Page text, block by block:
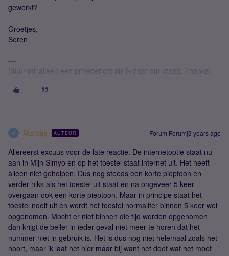
gewerkt?
Groetjes,
Seren
Stuur mij alleen een privébericht als ik daar om vraag. Thanks!
M Mar3tje AUTEUR Forum|Forum|3 years ago
Allereerst excuus voor de late reactie. De internetoptie staat nu
aan in Mijn Simyo en op het toestel staat internet uit. Het heeft
alleen niet geholpen. Dus nog steeds een korte pieptoon en
verder niks als het toestel uit staat en na ongeveer 5 keer
overgaan ook een korte pieptoon. Maar in principe staat het
toestel nooit uit en wordt het toestel normaliter binnen 5 keer wel
opgenomen. Mocht er niet binnen die tijd worden opgenomen
dan krijgt de beller in ieder geval niet meer te horen dat het
nummer niet in gebruik is. Het is dus nog niet helemaal zoals het
hoort, maar ik laat het hier maar bij want het doet wat het moet